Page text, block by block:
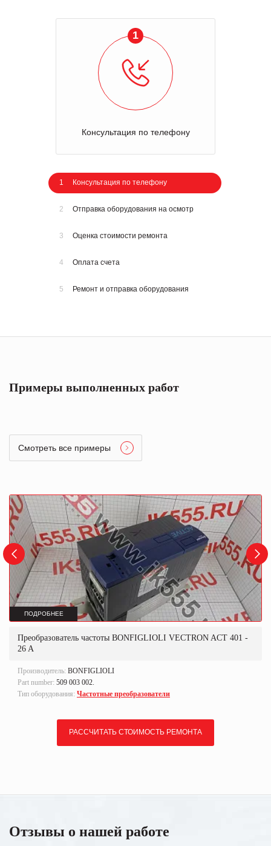
1
Консультация по телефону
1 Консультация по телефону
2 Отправка оборудования на осмотр
3 Оценка стоимости ремонта
4 Оплата счета
5 Ремонт и отправка оборудования
Примеры выполненных работ
Смотреть все примеры
ПОДРОБНЕЕ
Преобразователь частоты BONFIGLIOLI VECTRON ACT 401 -
26 A
Производитель: BONFIGLIOLI
Part number: 509 003 002.
Тип оборудования: Частотные преобразователи
РАССЧИТАТЬ СТОИМОСТЬ РЕМОНТА
Отзывы о нашей работе